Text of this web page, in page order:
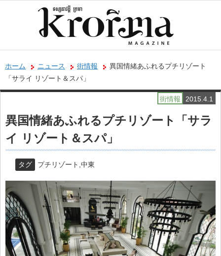
ホーム ニュース 街情報
異国情緒あふれるプチリゾート
「サライ リゾート＆スパ」
2015.4.1
街情報
異国情緒あふれるプチリゾート「サラ
イ リゾート＆スパ」
タグ プチリゾート 中東